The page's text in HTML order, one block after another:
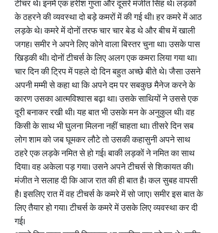
टीचर थे। इनमें एक हरीश गुप्ता और दूसरे मंजीत सिंह थे। लड़कों
के ठहरने की व्यवस्था दो बड़े कमरों में की गई थी। हर कमरे में आठ
लड़के थे। कमरे में दोनों तरफ चार चार बेड थे और बीच में खाली
जगह। समीर ने अपने लिए कोने वाला बिस्तर चुना था। उसके पास
खिड़की थी। दोनों टीचर्स के लिए अलग एक कमरा लिया गया था।
चार दिन की ट्रिप में पहले दो दिन बहुत अच्छे बीते थे। जैसा उसने
अपनी मम्मी से कहा था कि अपने दम पर सबकुछ मैनेज करने के
कारण उसका आत्मविश्वास बढ़ा था। उसके साथियों ने उससे एक
दूरी बनाकर रखी थी। यह बात भी उसके मन के अनुकुल थी। वह
किसी के साथ भी घुलना मिलना नहीं चाहता था। तीसरे दिन सब
लोग शाम को जब घूमकर लौटे तो उसकी कहासुनी अपने साथ
ठहरे एक लड़के नमित से हो गई। बाकी लड़कों ने नमित का साथ
दिया। वह अकेला पड़ गया। उसने अपने टीचर्स से शिकायत की।
मंजीत ने सलाह दी कि आज रात की ही बात है। कल सुबह वापसी
है। इसलिए रात में वह टीचर्स के कमरे में सो जाए। समीर इस बात के
लिए तैयार हो गया। टीचर्स के कमरे में उसके लिए व्यवस्था कर दी
गई।